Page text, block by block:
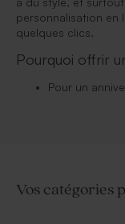
personnalisation en
quelques clics.
Pourquoi offrir
Pour un
Vos catégories